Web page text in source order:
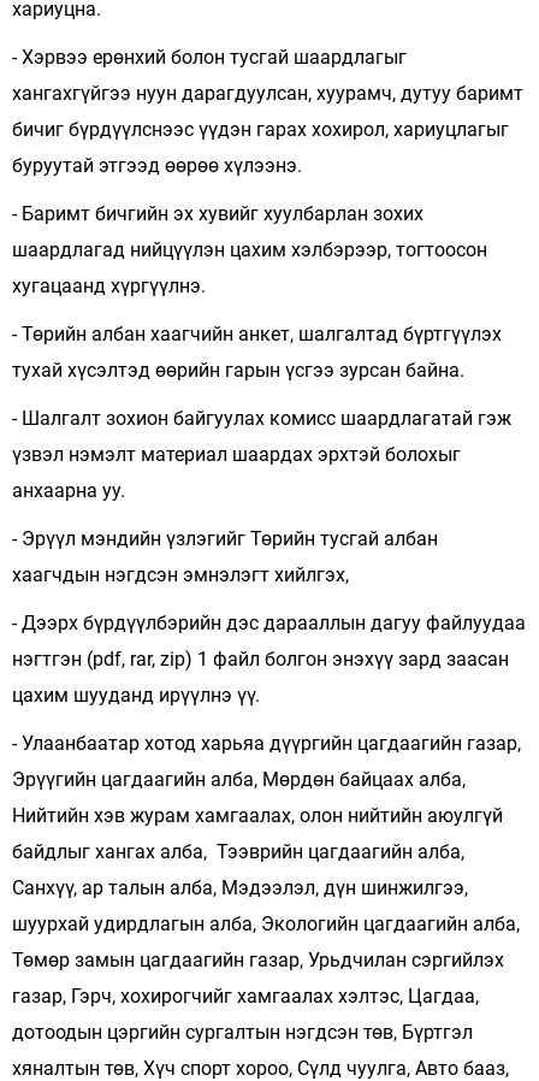
хариуцна.
- Хэрвээ ерөнхий болон тусгай шаардлагыг
хангахгүйгээ нуун дарагдуулсан, хуурамч, дутуу баримт
бичиг бүрдүүлснээс үүдэн гарах хохирол, хариуцлагыг
буруутай этгээд өөрөө хүлээнэ.
- Баримт бичгийн эх хувийг хуулбарлан зохих
шаардлагад нийцүүлэн цахим хэлбэрээр, тогтоосон
хугацаанд хүргүүлнэ.
- Төрийн албан хаагчийн анкет, шалгалтад бүртгүүлэх
тухай хүсэлтэд өөрийн гарын үсгээ зурсан байна.
- Шалгалт зохион байгуулах комисс шаардлагатай гэж
үзвэл нэмэлт материал шаардах эрхтэй болохыг
анхаарна уу.
- Эрүүл мэндийн үзлэгийг Төрийн тусгай албан
хаагчдын нэгдсэн эмнэлэгт хийлгэх,
- Дээрх бүрдүүлбэрийн дэс дарааллын дагуу файлуудаа
нэгтгэн (pdf, rar, zip) 1 файл болгон энэхүү зард заасан
цахим шууданд ирүүлнэ үү.
- Улаанбаатар хотод харьяа дүүргийн цагдаагийн газар,
Эрүүгийн цагдаагийн алба, Мөрдөн байцаах алба,
Нийтийн хэв журам хамгаалах, олон нийтийн аюулгүй
байдлыг хангах алба, Тээврийн цагдаагийн алба,
Санхүү, ар талын алба, Мэдээлэл, дүн шинжилгээ,
шуурхай удирдлагын алба, Экологийн цагдаагийн алба,
Төмөр замын цагдаагийн газар, Урьдчилан сэргийлэх
газар, Гэрч, хохирогчийг хамгаалах хэлтэс, Цагдаа,
дотоодын цэргийн сургалтын нэгдсэн төв, Бүртгэл
хяналтын төв, Хүч спорт хороо, Сүлд чуулга, Авто бааз,